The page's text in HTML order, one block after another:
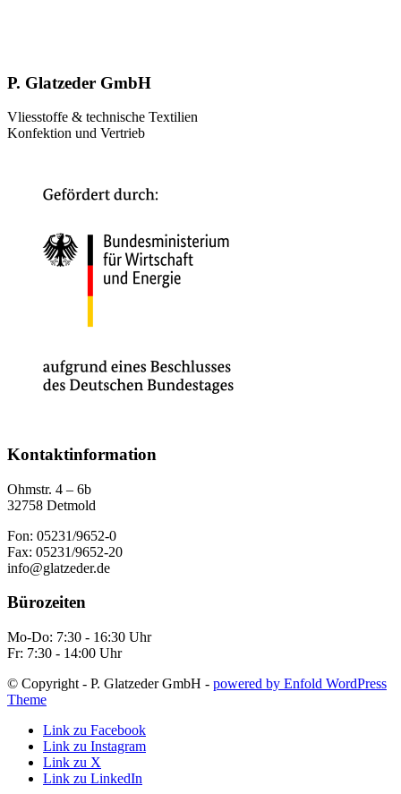
P. Glatzeder GmbH
Vliesstoffe & technische Textilien
Konfektion und Vertrieb
Kontaktinformation
Ohmstr. 4 – 6b
32758 Detmold
Fon: 05231/9652-0
Fax: 05231/9652-20
info@glatzeder.de
Bürozeiten
Mo-Do: 7:30 - 16:30 Uhr
Fr: 7:30 - 14:00 Uhr
© Copyright - P. Glatzeder GmbH - powered by Enfold WordPress
Theme
Link zu Facebook
Link zu Instagram
Link zu X
Link zu LinkedIn